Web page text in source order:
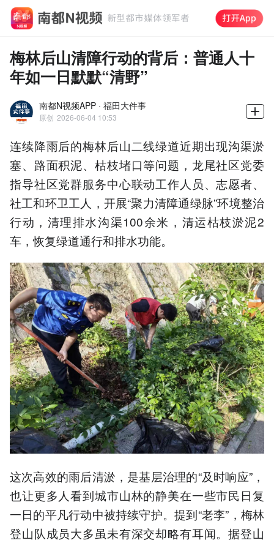
梅林后山清障行动的背后：普通人十
年如一日默默“清野”
南都N视频APP · 福田大件事
原创 2026-06-04 10:53
连续降雨后的梅林后山二线绿道近期出现沟渠淤
塞、路面积泥、枯枝堵口等问题，龙尾社区党委
指导社区党群服务中心联动工作人员、志愿者、
社工和环卫工人，开展“聚力清障通绿脉”环境整治
行动，清理排水沟渠100余米，清运枯枝淤泥2
车，恢复绿道通行和排水功能。
这次高效的雨后清淤，是基层治理的“及时响应”，
也让更多人看到城市山林的静美在一些市民日复
一日的平凡行动中被持续守护。提到“老李”，梅林
登山队成员大多虽未有深交却略有耳闻。据登山